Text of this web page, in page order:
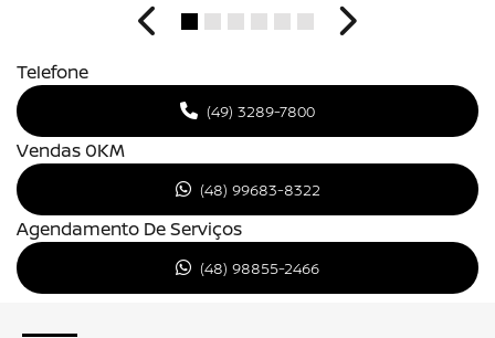
Anterior
Próximo
Telefone
(49) 3289-7800
Vendas 0KM
(48) 99683-8322
Agendamento De Serviços
(48) 98855-2466